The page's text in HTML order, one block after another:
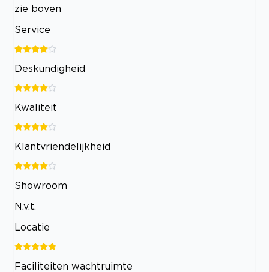
zie boven
Service
Deskundigheid
Kwaliteit
Klantvriendelijkheid
Showroom
N.v.t.
Locatie
Faciliteiten wachtruimte